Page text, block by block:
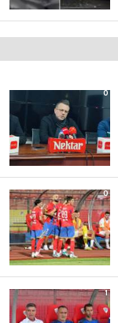
0
0
1